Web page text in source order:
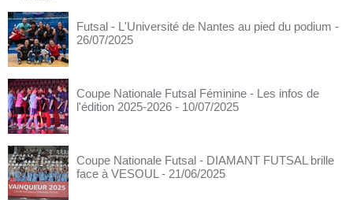
Futsal - L'Université de Nantes au pied du podium -
26/07/2025
Coupe Nationale Futsal Féminine - Les infos de
l'édition 2025-2026 - 10/07/2025
Coupe Nationale Futsal - DIAMANT FUTSAL brille
face à VESOUL - 21/06/2025